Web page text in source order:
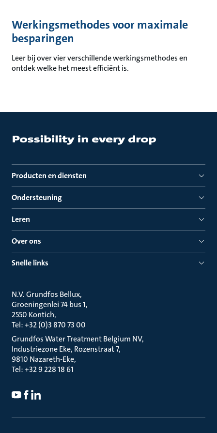
Werkingsmethodes voor maximale
besparingen
Leer bij over vier verschillende werkingsmethodes en
ontdek welke het meest efficiënt is.
Producten en diensten
Ondersteuning
Leren
Over ons
Snelle links
N.V. Grundfos Bellux
Groeningenlei 74 bus 1
2550 Kontich
Tel: +32 (0)3 870 73 00
Grundfos Water Treatment Belgium NV
Industriezone Eke, Rozenstraat 7
9810 Nazareth-Eke
Tel: +32 9 228 18 61